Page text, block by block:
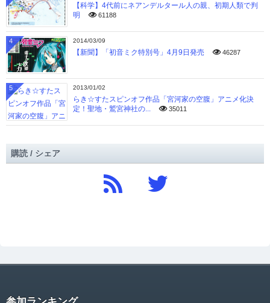
【科学】4代前にネアンデルタール人の親、初期人類で判
明
61188
2014/03/09
【新聞】「初音ミク特別号」4月9日発売 46287
4
2013/01/02
らき☆すたスピンオフ作品「宮河家の空腹」アニメ化決
定！聖地・鷲宮神社の...
35011
5
購読 / シェア